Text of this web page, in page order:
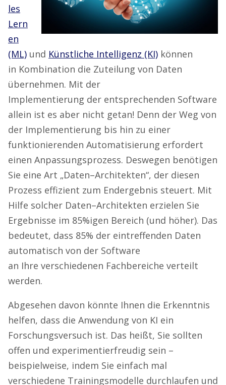
les
Lern
en
(ML) und Künstliche Intelligenz (KI) können
in Kombination die Zuteilung von Daten
übernehmen. Mit der
Implementierung der entsprechenden Software
allein ist es aber nicht getan! Denn der Weg von
der Implementierung bis hin zu einer
funktionierenden Automatisierung erfordert
einen Anpassungsprozess. Deswegen benötigen
Sie eine Art „Daten–Architekten“, der diesen
Prozess effizient zum Endergebnis steuert. Mit
Hilfe solcher Daten–Architekten erzielen Sie
Ergebnisse im 85%igen Bereich (und höher). Das
bedeutet, dass 85% der eintreffenden Daten
automatisch von der Software
an Ihre verschiedenen Fachbereiche verteilt
werden.
Abgesehen davon könnte Ihnen die Erkenntnis
helfen, dass die Anwendung von KI ein
Forschungsversuch ist. Das heißt, Sie sollten
offen und experimentierfreudig sein –
beispielweise, indem Sie einfach mal
verschiedene Trainingsmodelle durchlaufen und